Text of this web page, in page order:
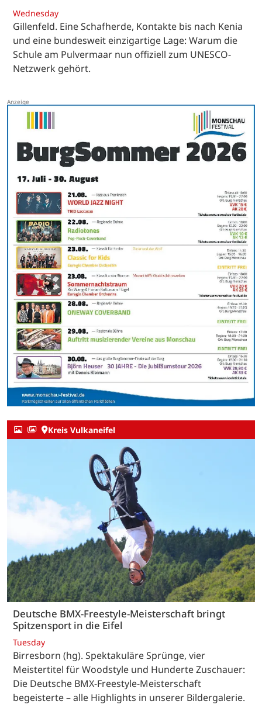
Wednesday
Gillenfeld. Eine Schafherde, Kontakte bis nach Kenia
und eine bundesweit einzigartige Lage: Warum die
Schule am Pulvermaar nun offiziell zum UNESCO-
Netzwerk gehört.
Kreis Vulkaneifel
Deutsche BMX-Freestyle-Meisterschaft bringt
Spitzensport in die Eifel
Tuesday
Birresborn (hg). Spektakuläre Sprünge, vier
Meistertitel für Woodstyle und Hunderte Zuschauer:
Die Deutsche BMX-Freestyle-Meisterschaft
begeisterte – alle Highlights in unserer Bildergalerie.